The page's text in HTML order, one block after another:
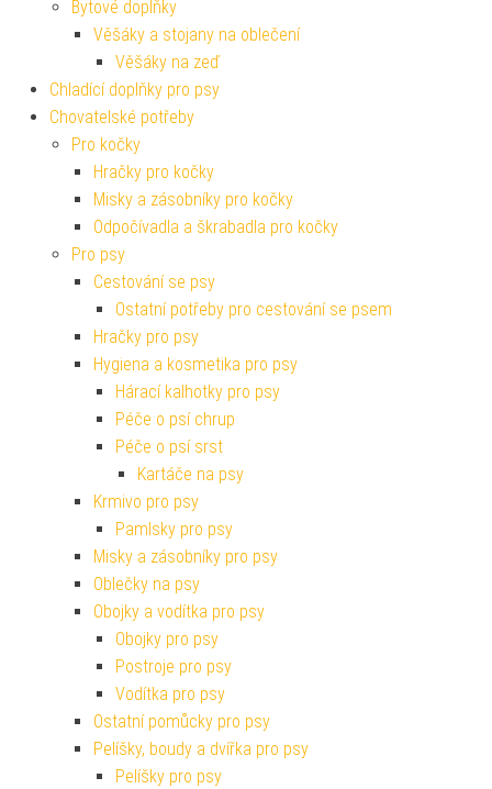
Bytové doplňky
Věšáky a stojany na oblečení
Věšáky na zeď
Chladící doplňky pro psy
Chovatelské potřeby
Pro kočky
Hračky pro kočky
Misky a zásobníky pro kočky
Odpočívadla a škrabadla pro kočky
Pro psy
Cestování se psy
Ostatní potřeby pro cestování se psem
Hračky pro psy
Hygiena a kosmetika pro psy
Hárací kalhotky pro psy
Péče o psí chrup
Péče o psí srst
Kartáče na psy
Krmivo pro psy
Pamlsky pro psy
Misky a zásobníky pro psy
Oblečky na psy
Obojky a vodítka pro psy
Obojky pro psy
Postroje pro psy
Vodítka pro psy
Ostatní pomůcky pro psy
Pelíšky, boudy a dvířka pro psy
Pelíšky pro psy